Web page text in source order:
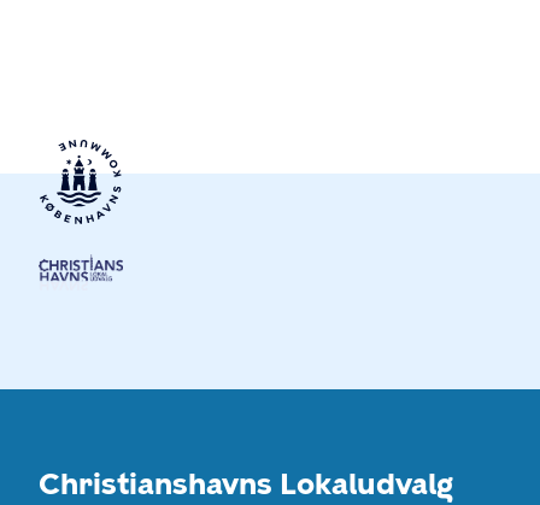
Christianshavns Lokaludvalg